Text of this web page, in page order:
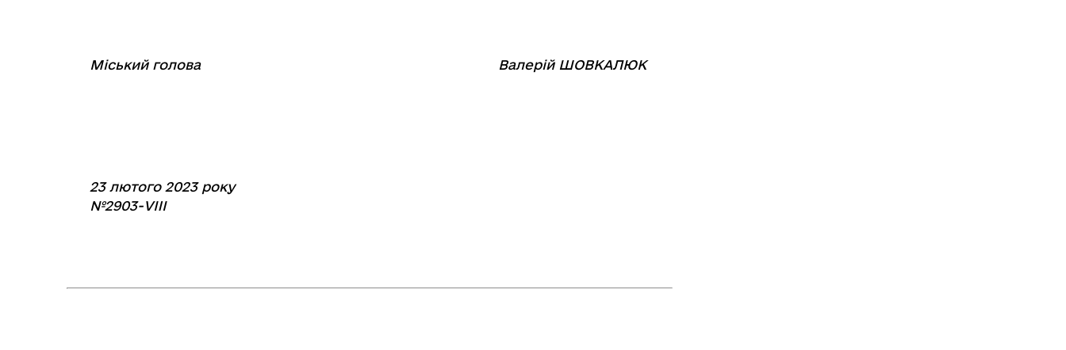
Міський голова⠀ Валерій ШОВКАЛЮК
23 лютого 2023 року
№2903-VIIІ